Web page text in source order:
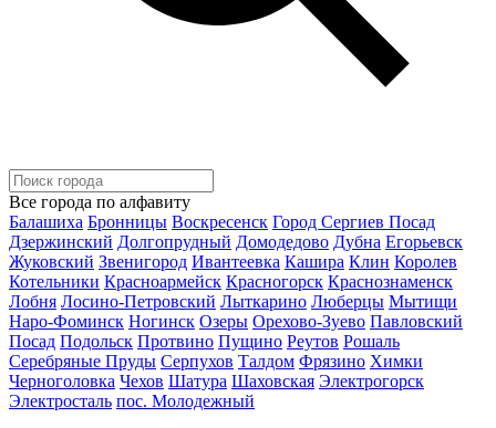
Все города по алфавиту
Балашиха Бронницы Воскресенск Город Сергиев Посад
Дзержинский Долгопрудный Домодедово Дубна Егорьевск
Жуковский Звенигород Ивантеевка Кашира Клин Королев
Котельники Красноармейск Красногорск Краснознаменск
Лобня Лосино-Петровский Лыткарино Люберцы Мытищи
Наро-Фоминск Ногинск Озеры Орехово-Зуево Павловский
Посад Подольск Протвино Пущино Реутов Рошаль
Серебряные Пруды Серпухов Талдом Фрязино Химки
Черноголовка Чехов Шатура Шаховская Электрогорск
Электросталь пос. Молодежный